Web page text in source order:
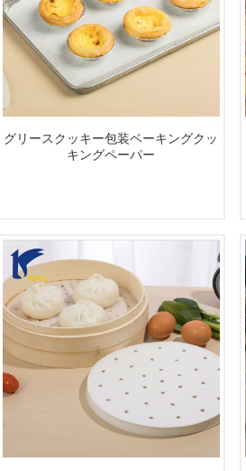
グリースクッキー包装ベーキングクッ
キングペーパー